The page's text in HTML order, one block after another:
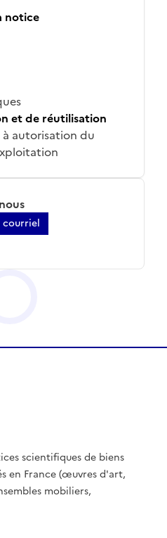
notice
et de réutilisation
autorisation du
courriel
scientifiques de biens
en France (œuvres d'art,
mobiliers,